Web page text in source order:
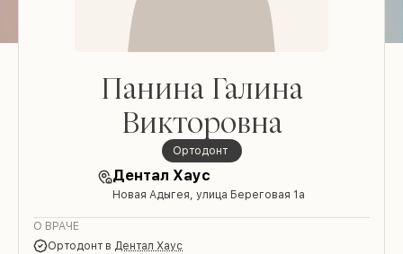
Панина Галина
Викторовна
Ортодонт
Дентал Хаус
Новая Адыгея, улица Береговая 1а
О ВРАЧЕ
Ортодонт в Дентал Хаус